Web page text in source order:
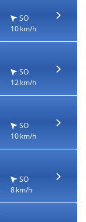
SO
10 km/h
SO
12 km/h
SO
10 km/h
SO
8 km/h